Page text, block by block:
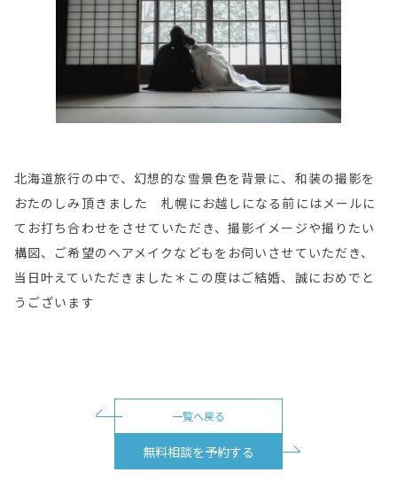
北海道旅行の中で、幻想的な雪景色を背景に、和装の撮影を
おたのしみ頂きました 札幌にお越しになる前にはメールに
てお打ち合わせをさせていただき、撮影イメージや撮りたい
構図、ご希望のヘアメイクなどもをお伺いさせていただき、
当日叶えていただきました＊この度はご結婚、誠におめでと
うございます
一覧へ戻る
無料相談を予約する